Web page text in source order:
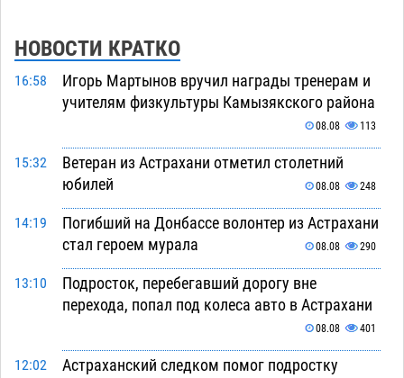
НОВОСТИ КРАТКО
16:58
Игорь Мартынов вручил награды тренерам и
учителям физкультуры Камызякского района
08.08 113
15:32
Ветеран из Астрахани отметил столетний
юбилей
08.08 248
14:19
Погибший на Донбассе волонтер из Астрахани
стал героем мурала
08.08 290
13:10
Подросток, перебегавший дорогу вне
перехода, попал под колеса авто в Астрахани
08.08 401
12:02
Астраханский следком помог подростку